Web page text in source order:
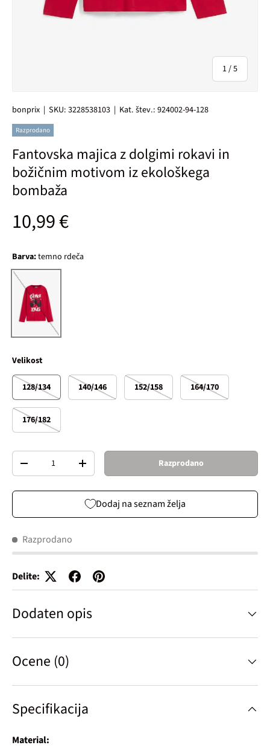
1/od
5
bonprix | SKU: 3228538103 | Kat. štev.: 924002-94-128
Razprodano
Fantovska majica z dolgimi rokavi in
božičnim motivom iz ekološkega
bombaža
Običajna cena
10,99 €
Barva:temno rdeča
temno rdeča
Velikost
128/134 140/146 152/158 164/170
176/182
Količina
Decrease quantityIncrease quantity Razprodano
Dodaj na seznam želja
Razprodano
Delite:
Dodaten opis
Ocene (0)
Specifikacija
Material: